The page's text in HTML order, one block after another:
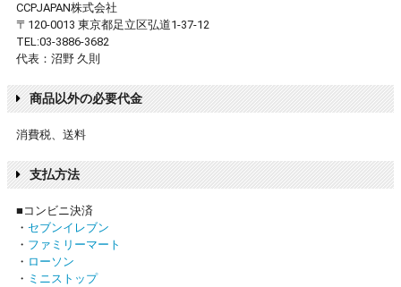
CCPJAPAN株式会社
〒120-0013 東京都足立区弘道1-37-12
TEL:03-3886-3682
代表：沼野 久則
商品以外の必要代金
消費税、送料
支払方法
■コンビニ決済
・ セブンイレブン
・ ファミリーマート
・ ローソン
・ ミニストップ